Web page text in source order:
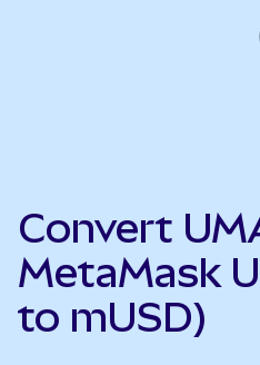
Convert
MetaMask
to mUSD)